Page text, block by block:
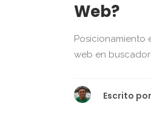
Web?
Posicionamiento
web en
Escrito por